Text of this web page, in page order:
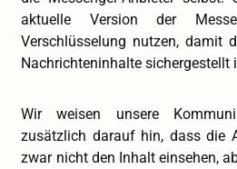
aktuelle Version der
Verschlüsselung nutzen, damit
Nachrichteninhalte sichergestellt
Wir weisen unsere
zusätzlich darauf hin, dass die
zwar nicht den Inhalt einsehen,